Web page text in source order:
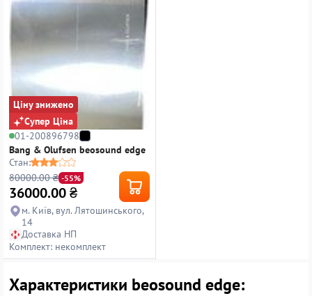
Ціну знижено
Супер Ціна
01-200896798
Bang & Olufsen beosound edge
Стан:
80000.00 ₴ -55%
36000.00₴
м. Київ, вул. Лятошинського,
14
Доставка НП
Комплект: некомплект
Характеристики beosound edge: